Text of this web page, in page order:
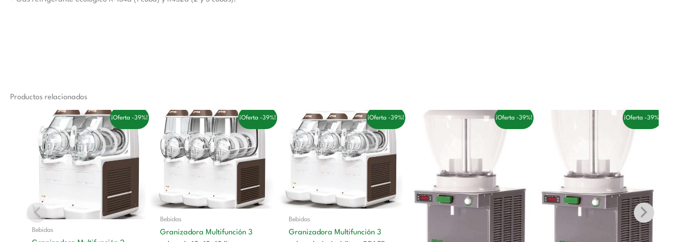
Productos relacionados
¡Oferta -39%!
Bebidas
El
precio
original
era:
3.345,00 €.
El
precio
actual
es:
2.057,00 €.
¡Oferta -39%!
Bebidas
Granizadora Multifunción 3
El
precio
original
era:
5.160,00 €.
precio
actual
es:
3.173,00 €.
¡Oferta -39%!
Bebidas
Granizadora Multifunción 3
El
precio
original
era:
4.605,00 €.
El
precio
actual
es:
2.832,00 €.
¡Oferta -39%!
El
precio
¡Oferta -39%!
precio